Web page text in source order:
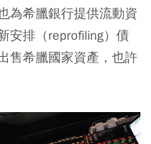
為希臘銀行提供流動資
安排（reprofiling）債
售希臘國家資產，也許